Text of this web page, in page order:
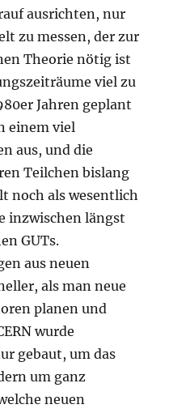
ausrichten, nur
zu messen, der zur
Theorie nötig ist
viel zu
Jahren geplant
einem viel
aus, und die
Teilchen bislang
noch als wesentlich
inzwischen längst
GUTs.
aus neuen
als man neue
planen und
wurde
gebaut, um das
um ganz
neuen